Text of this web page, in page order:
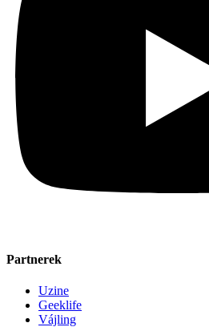
Partnerek
Uzine
Geeklife
Vájling